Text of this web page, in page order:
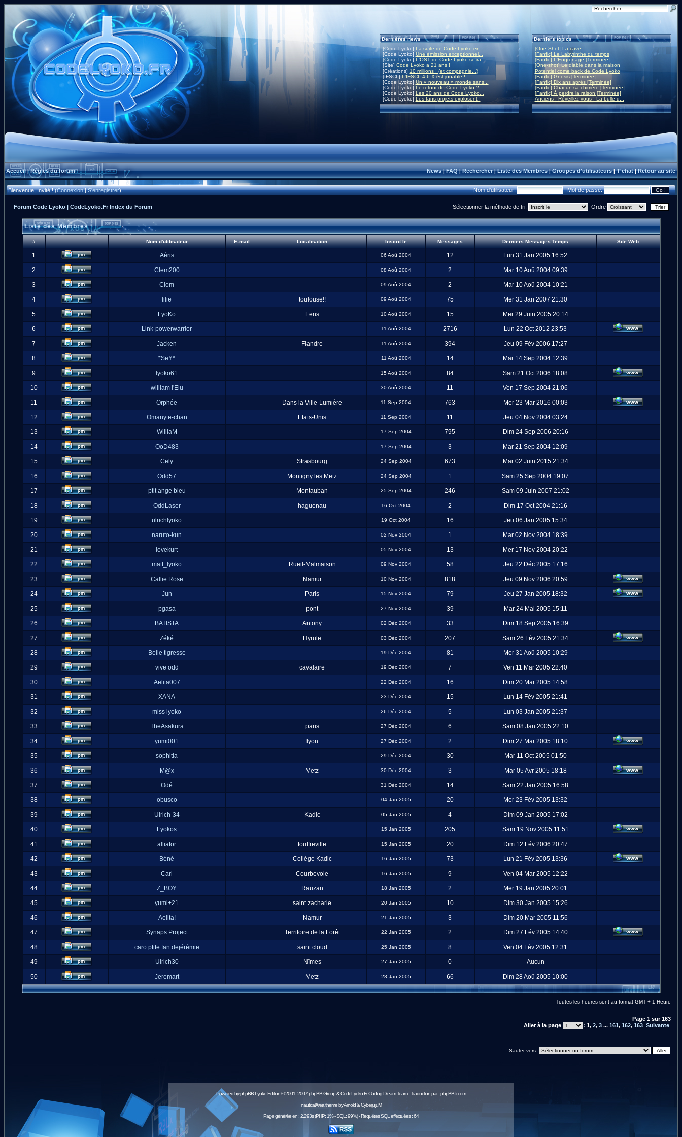
Dernières news
[Code Lyoko] La suite de Code Lyoko en...
[Code Lyoko]Une émission exceptionnel...
[Code Lyoko] L'OST de Code Lyoko se ra...
[Site] Code Lyoko a 21 ans !
[Créations] 10 millions ! (et compagnie...)
[IFSCL]L'IFSCL 4.6.X est jouable !
[Code Lyoko] Un « nouveau » monde sans...
[Code Lyoko] Le retour de Code Lyoko ?
[Code Lyoko] Les 20 ans de Code Lyoko...
[Code Lyoko] Les fans projets explosent !
Derniers topics
[One-Shot] La cave
[Fanfic] Le Labyrinthe du temps
[Fanfic] L'Engrenage [Terminée]
[One-shot] Le diable dans la maison
Potentiel come back de Code Lyoko
[Fanfic] Gnosis [Terminée]
[Fanfic] Dix ans après [Terminée]
[Fanfic] Chacun sa chimère [Terminée]
[Fanfic] À perdre la raison [Terminée]
Anciens : Réveillez-vous ! La bulle d...
Accueil|Règles du forum News|FAQ|Rechercher|Liste des Membres|Groupes d'utilisateurs|T'chat|Retour au site
Bienvenue, Invité ! (Connexion|S'enregistrer) Nom d'utilisateur: Mot de passe:
Forum Code Lyoko | CodeLyoko.Fr Index du Forum Sélectionner la méthode de tri: Ordre
Liste des Membres
# Nom d'utilisateur E-mail Localisation Inscrit le Messages Derniers Messages Temps Site Web
1 Aéris 06 Aoû 2004 12 Lun 31 Jan 2005 16:52
2 Clem200 08 Aoû 2004 2 Mar 10 Aoû 2004 09:39
3 Clom 09 Aoû 2004 2 Mar 10 Aoû 2004 10:21
4 lilie toulouse!! 09 Aoû 2004 75 Mer 31 Jan 2007 21:30
5 LyoKo Lens 10 Aoû 2004 15 Mer 29 Juin 2005 20:14
6 Link-powerwarrior 11 Aoû 2004 2716 Lun 22 Oct 2012 23:53
7 Jacken Flandre 11 Aoû 2004 394 Jeu 09 Fév 2006 17:27
8 *SeY* 11 Aoû 2004 14 Mar 14 Sep 2004 12:39
9 lyoko61 15 Aoû 2004 84 Sam 21 Oct 2006 18:08
10 william l'Elu 30 Aoû 2004 11 Ven 17 Sep 2004 21:06
11 Orphée Dans la Ville-Lumière 11 Sep 2004 763 Mer 23 Mar 2016 00:03
12 Omanyte-chan Etats-Unis 11 Sep 2004 11 Jeu 04 Nov 2004 03:24
13 WilliaM 17 Sep 2004 795 Dim 24 Sep 2006 20:16
14 OoD483 17 Sep 2004 3 Mar 21 Sep 2004 12:09
15 Cely Strasbourg 24 Sep 2004 673 Mar 02 Juin 2015 21:34
16 Odd57 Montigny les Metz 24 Sep 2004 1 Sam 25 Sep 2004 19:07
17 ptit ange bleu Montauban 25 Sep 2004 246 Sam 09 Juin 2007 21:02
18 OddLaser haguenau 16 Oct 2004 2 Dim 17 Oct 2004 21:16
19 ulrichlyoko 19 Oct 2004 16 Jeu 06 Jan 2005 15:34
20 naruto-kun 02 Nov 2004 1 Mar 02 Nov 2004 18:39
21 lovekurt 05 Nov 2004 13 Mer 17 Nov 2004 20:22
22 matt_lyoko Rueil-Malmaison 09 Nov 2004 58 Jeu 22 Déc 2005 17:16
23 Callie Rose Namur 10 Nov 2004 818 Jeu 09 Nov 2006 20:59
24 Jun Paris 15 Nov 2004 79 Jeu 27 Jan 2005 18:32
25 pgasa pont 27 Nov 2004 39 Mar 24 Mai 2005 15:11
26 BATISTA Antony 02 Déc 2004 33 Dim 18 Sep 2005 16:39
27 Zéké Hyrule 03 Déc 2004 207 Sam 26 Fév 2005 21:34
28 Belle tigresse 19 Déc 2004 81 Mer 31 Aoû 2005 10:29
29 vive odd cavalaire 19 Déc 2004 7 Ven 11 Mar 2005 22:40
30 Aelita007 22 Déc 2004 16 Dim 20 Mar 2005 14:58
31 XANA 23 Déc 2004 15 Lun 14 Fév 2005 21:41
32 miss lyoko 26 Déc 2004 5 Lun 03 Jan 2005 21:37
33 TheAsakura paris 27 Déc 2004 6 Sam 08 Jan 2005 22:10
34 yumi001 lyon 27 Déc 2004 2 Dim 27 Mar 2005 18:10
35 sophitia 29 Déc 2004 30 Mar 11 Oct 2005 01:50
36 M@x Metz 30 Déc 2004 3 Mar 05 Avr 2005 18:18
37 Odé 31 Déc 2004 14 Sam 22 Jan 2005 16:58
38 obusco 04 Jan 2005 20 Mer 23 Fév 2005 13:32
39 Ulrich-34 Kadic 05 Jan 2005 4 Dim 09 Jan 2005 17:02
40 Lyokos 15 Jan 2005 205 Sam 19 Nov 2005 11:51
41 alliator touffreville 15 Jan 2005 20 Dim 12 Fév 2006 20:47
42 Béné Collège Kadic 16 Jan 2005 73 Lun 21 Fév 2005 13:36
43 Carl Courbevoie 16 Jan 2005 9 Ven 04 Mar 2005 12:22
44 Z_BOY Rauzan 18 Jan 2005 2 Mer 19 Jan 2005 20:01
45 yumi+21 saint zacharie 20 Jan 2005 10 Dim 30 Jan 2005 15:26
46 Aelita! Namur 21 Jan 2005 3 Dim 20 Mar 2005 11:56
47 Synaps Project Territoire de la Forêt 22 Jan 2005 2 Dim 27 Fév 2005 14:40
48 caro ptite fan dejérémie saint cloud 25 Jan 2005 8 Ven 04 Fév 2005 12:31
49 Ulrich30 Nîmes 27 Jan 2005 0 Aucun
50 Jeremart Metz 28 Jan 2005 66 Dim 28 Aoû 2005 10:00
Toutes les heures sont au format GMT + 1 Heure
Page 1sur163
Aller à la page
: 1, 2, 3... 161, 162, 163 Suivante
Sauter vers:
Powered byphpBBLyoko Edition © 2001, 2007 phpBB Group & CodeLyoko.Fr Coding Dream Team - Traduction par :phpBB-fr.com
nauticalArea theme by Arnold & CyberjujuM
Page générée en : 2.293s (PHP: 1% - SQL: 99%) - Requêtes SQL effectuées : 64